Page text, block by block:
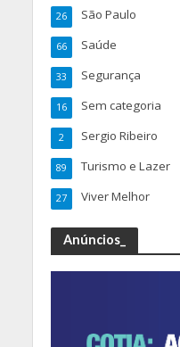
São Paulo
26
Saúde
66
Segurança
33
Sem categoria
16
Sergio Ribeiro
2
Turismo e Lazer
89
Viver Melhor
27
Anúncios_